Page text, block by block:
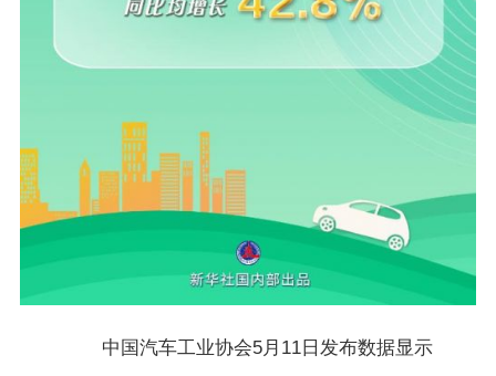
中国汽车工业协会5月11日发布数据显示